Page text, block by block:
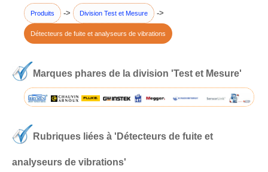
Produits -> Division Test et Mesure ->
Détecteurs de fuite et analyseurs de vibrations
Marques phares de la division 'Test et Mesure'
Rubriques liées à 'Détecteurs de fuite et
analyseurs de vibrations'